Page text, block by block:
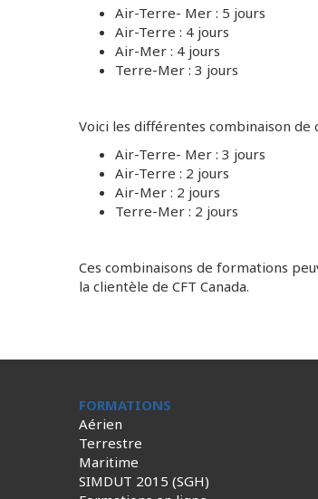
Air-Terre- Mer : 5 jours
Air-Terre : 4 jours
Air-Mer : 4 jours
Terre-Mer : 3 jours
Voici les différentes combinaison de
Air-Terre- Mer : 3 jours
Air-Terre : 2 jours
Air-Mer : 2 jours
Terre-Mer : 2 jours
Ces combinaisons de formations
la clientèle de CFT Canada.
FORMATIONS
Aérien
Terrestre
Maritime
SIMDUT 2015 (SGH)